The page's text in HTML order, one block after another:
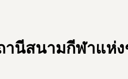
นีสนามกีฬาแห่